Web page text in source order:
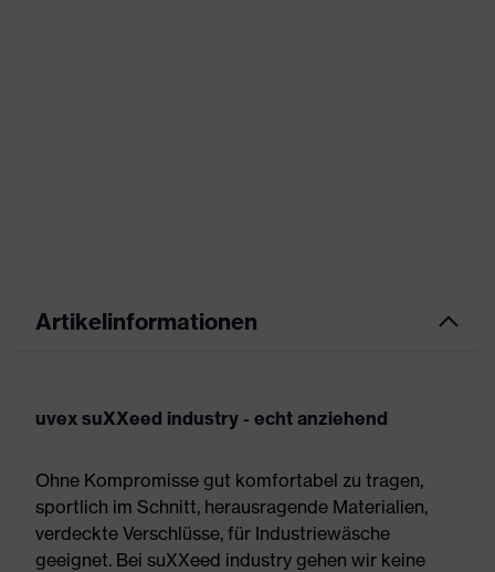
Artikelinformationen
uvex suXXeed industry - echt anziehend
Ohne Kompromisse gut komfortabel zu tragen,
sportlich im Schnitt, herausragende Materialien,
verdeckte Verschlüsse, für Industriewäsche
geeignet. Bei suXXeed industry gehen wir keine